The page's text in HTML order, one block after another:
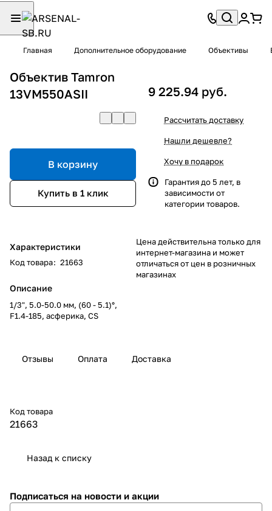
Главная Дополнительное оборудование Объективы
Объектив Tamron
13VM550ASII
В корзину
Купить в 1 клик
Характеристики
Код товара: 21663
Описание
1/3", 5.0-50.0 мм, (60 - 5.1)°,
F1.4-185, асферика, CS
9 225.94 руб.
Рассчитать доставку
Нашли дешевле?
Хочу в подарок
Гарантия до 5 лет, в
зависимости от
категории товаров.
Цена действительна только для
интернет-магазина и может
отличаться от цен в розничных
магазинах
Отзывы Оплата Доставка
Код товара
21663
Назад к списку
Подписаться на новости и акции